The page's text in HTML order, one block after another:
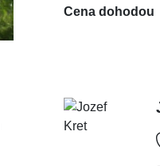
Cena dohodou